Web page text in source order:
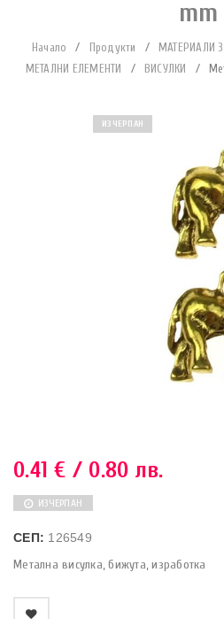
mm
Начало / Продукти / МАТЕРИАЛИ
МЕТАЛНИ ЕЛЕМЕНТИ
/ ВИСУЛКИ /
ИЗЧЕРПАН
0.41€ / 0.80 лв.
ИЗЧЕРПАН
СЕП: 126549
Метална висулка, бижута, изработка